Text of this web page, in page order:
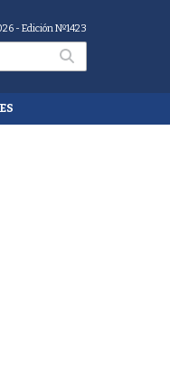
- Edición Nº1423